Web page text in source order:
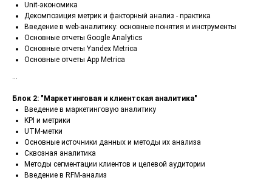
Unit-экономика
Декомпозиция метрик и факторный анализ - практика
Введение в web-аналитику: основные понятия и инструменты
Основные отчеты Google Analytics
Основные отчеты Yandex Metrica
Основные отчеты App Metrica
...
Блок 2: "Маркетинговая и клиентская аналитика"
Введение в маркетинговую аналитику
KPI и метрики
UTM-метки
Основные источники данных и методы их анализа
Сквозная аналитика
Методы сегментации клиентов и целевой аудитории
Введение в RFM-анализ